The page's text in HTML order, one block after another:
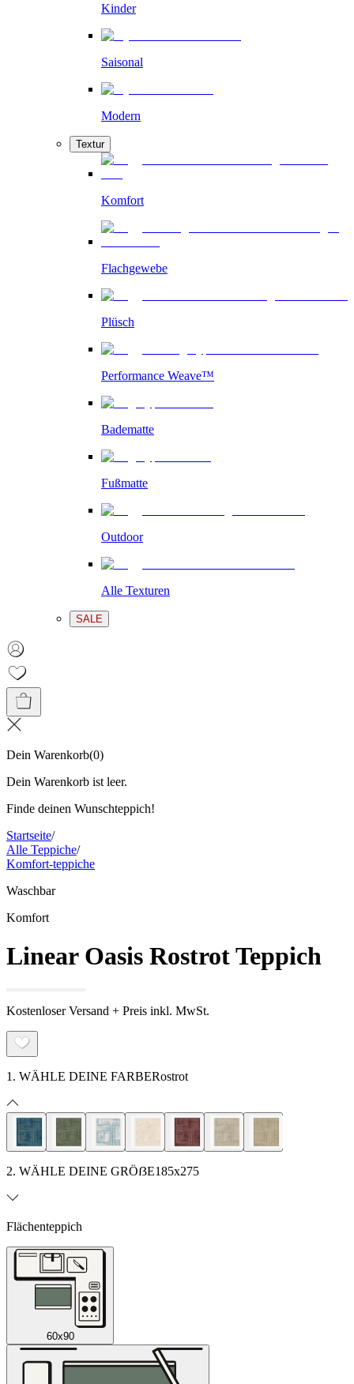
Kinder
Saisonal
Modern
Textur
Komfort
Flachgewebe
Plüsch
Performance Weave™
Badematte
Fußmatte
Outdoor
Alle Texturen
SALE
Dein Warenkorb(0)
Dein Warenkorb ist leer.
Finde deinen Wunschteppich!
Startseite/
Alle Teppiche/
Komfort-teppiche
Waschbar
Komfort
Linear Oasis Rostrot Teppich
Kostenloser Versand + Preis inkl. MwSt.
1. WÄHLE DEINE FARBERostrot
2. WÄHLE DEINE GRÖẞE185x275
Flächenteppich
60x90